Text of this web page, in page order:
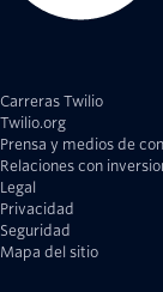
Carreras Twilio
Twilio.org
Prensa y medios de
Relaciones con
Legal
Privacidad
Seguridad
Mapa del sitio